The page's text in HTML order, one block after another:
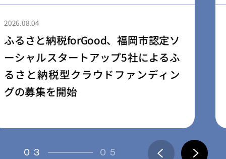
2026.08.04
ふるさと納税forGood、郡山市の「社
会起業家加速化支援プログラム」採
択事業者によるプロジェクトの寄附
受付開始
03 05